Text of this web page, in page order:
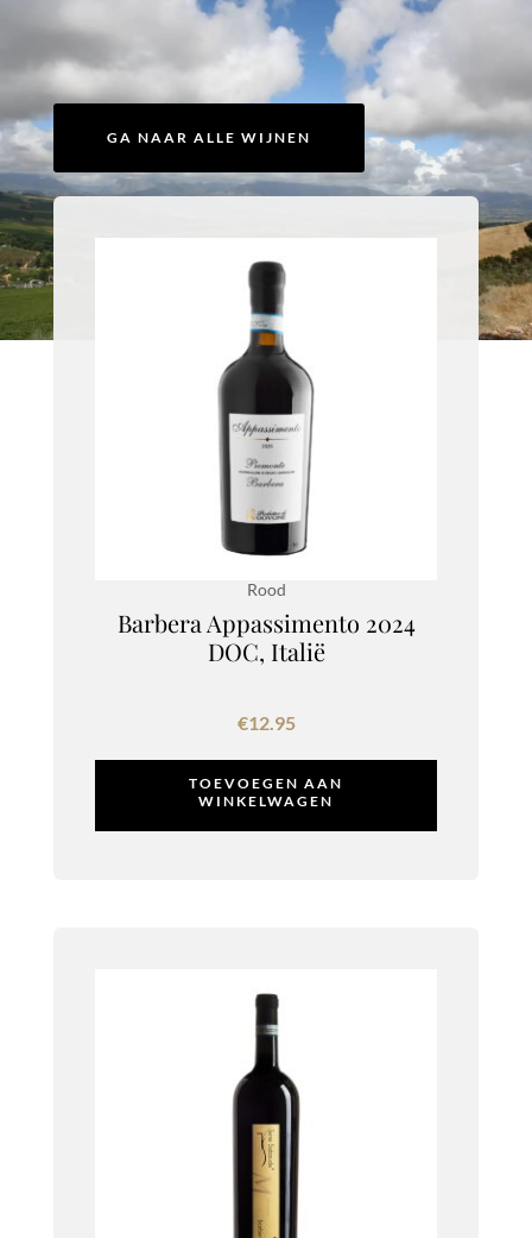
GA NAAR ALLE WIJNEN
Rood
Barbera Appassimento 2024
DOC, Italië
€12.95
TOEVOEGEN AAN
WINKELWAGEN